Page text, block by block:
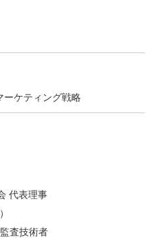
ーケティング戦略
代表理事
査技術者